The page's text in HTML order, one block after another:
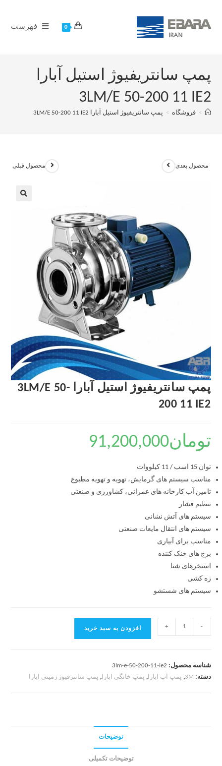
0 فهرست
پمپ سانتریفیوژ استیل آبارا
3LM/E 50-200 11 IE2
> فروشگاه > پمپ سانتریفیوژ استیل آبارا 3LM/E 50-200 11 IE2
محصول قبلی محصول بعدی
پمپ سانتریفیوژ استیل آبارا 3LM/E 50-
200 11 IE2
تومان91,200,000
توان 15 اسب / 11 کیلووات
مناسب سیستم های گرمایش، تهویه و تهویه مطبوع
تامین آب کارخانه های عمرانی، کشاورزی و صنعتی
تنظیم فشار
سیستم های آتش نشانی
سیستم های انتقال مایعات صنعتی
مناسب برای آبیاری
برج های خنک کننده
استخرهای شنا
زه کشی
سیستم های شستشو
-
+ افزودن به سبد خرید
شناسه محصول: 3lm-e-50-200-11-ie2
دسته: 3M
, پمپ آب ابارا, پمپ خانگی ابارا, پمپ سانترفیوژ زمینی ابارا
توضیحات
توضیحات تکمیلی